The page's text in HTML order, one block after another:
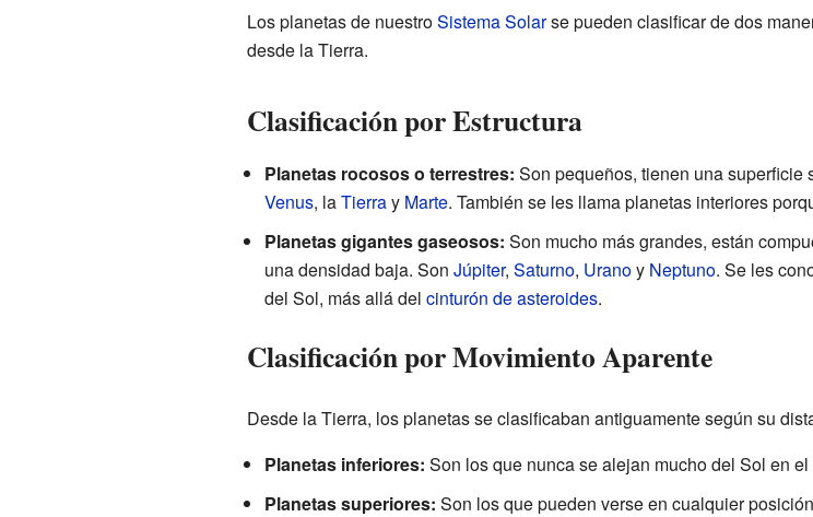
Los planetas de nuestroSistema Solarse pueden clasificar de dos
desde la Tierra.
Clasificación por Estructura
Planetas rocosos o terrestres: Son pequeños, tienen una superficie
Venus, laTierray Marte. También se les llama planetas interiores
Planetas gigantes gaseosos: Son mucho más grandes, están
una densidad baja. Son Júpiter, Saturno, Uranoy Neptuno. Se les
del Sol, más allá del cinturón de asteroides.
Clasificación por Movimiento Aparente
Desde la Tierra, los planetas se clasificaban antiguamente según su
Planetas inferiores: Son los que nunca se alejan mucho del Sol en
Planetas superiores: Son los que pueden verse en cualquier